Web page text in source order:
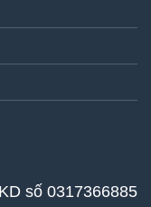
số 0317366885